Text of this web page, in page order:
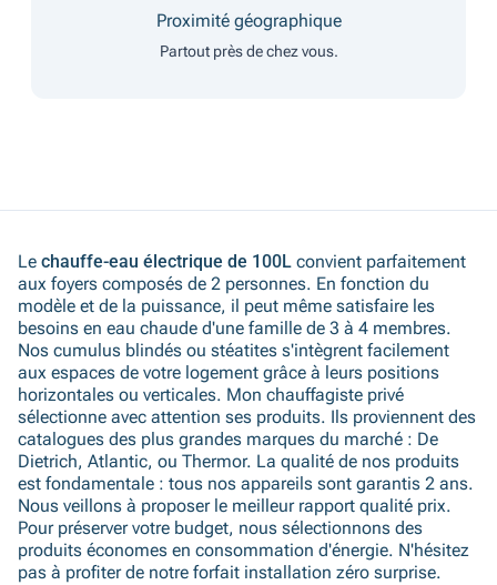
Proximité géographique
Partout près de chez vous.
Le chauffe-eau électrique de 100L convient parfaitement
aux foyers composés de 2 personnes. En fonction du
modèle et de la puissance, il peut même satisfaire les
besoins en eau chaude d'une famille de 3 à 4 membres.
Nos cumulus blindés ou stéatites s'intègrent facilement
aux espaces de votre logement grâce à leurs positions
horizontales ou verticales. Mon chauffagiste privé
sélectionne avec attention ses produits. Ils proviennent des
catalogues des plus grandes marques du marché : De
Dietrich, Atlantic, ou Thermor. La qualité de nos produits
est fondamentale : tous nos appareils sont garantis 2 ans.
Nous veillons à proposer le meilleur rapport qualité prix.
Pour préserver votre budget, nous sélectionnons des
produits économes en consommation d'énergie. N'hésitez
pas à profiter de notre forfait installation zéro surprise.